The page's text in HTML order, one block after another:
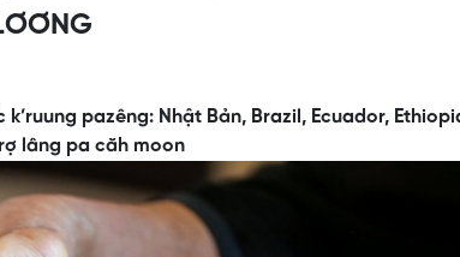
k’ruung pazêng: Nhật Bản, Brazil, Ecuador,
lâng pa căh moon